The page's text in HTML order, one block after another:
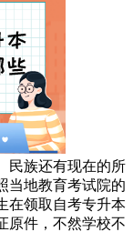
民族还有现在的所
当地教育考试院的
在领取自考专升本
原件，不然学校不